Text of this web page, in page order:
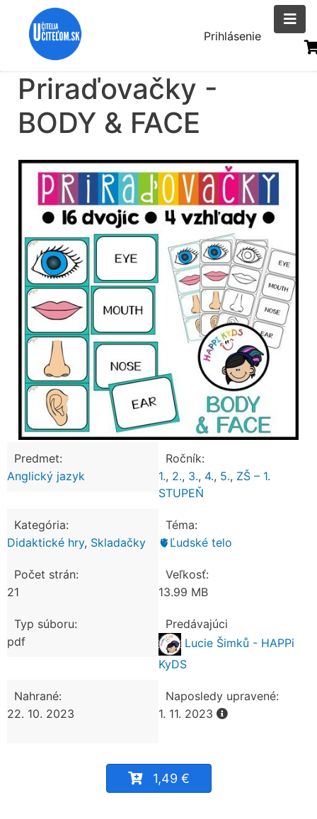
Menu
účtu
Prihlásenie
Priraďovačky -
BODY & FACE
Predmet:
Anglický jazyk
Ročník:
1., 2., 3., 4., 5., ZŠ – 1.
STUPEŇ
Kategória:
Didaktické hry, Skladačky
Téma:
🫀Ľudské telo
Počet strán:
21
Veľkosť:
13.99 MB
Typ súboru:
pdf
Predávajúci
Lucie Šimků - HAPPi
KyDS
Nahrané:
22. 10. 2023
Naposledy upravené:
1. 11. 2023
1,49 €